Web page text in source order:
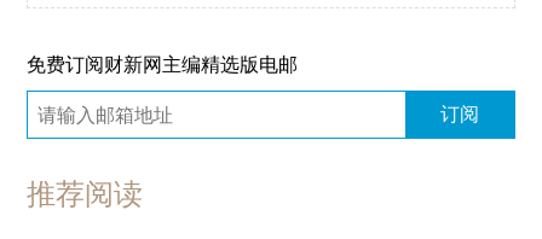
免费订阅财新网主编精选版电邮
订阅
推荐阅读